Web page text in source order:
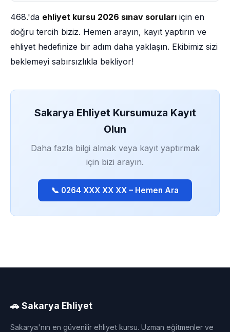
468.'da ehliyet kursu 2026 sınav soruları için en
doğru tercih biziz. Hemen arayın, kayıt yaptırın ve
ehliyet hedefinize bir adım daha yaklaşın. Ekibimiz sizi
beklemeyi sabırsızlıkla bekliyor!
Sakarya Ehliyet Kursumuza Kayıt
Olun
Daha fazla bilgi almak veya kayıt yaptırmak
için bizi arayın.
📞 0264 XXX XX XX – Hemen Ara
🚗 Sakarya Ehliyet
Sakarya'nın en güvenilir ehliyet kursu. Uzman eğitmenler ve